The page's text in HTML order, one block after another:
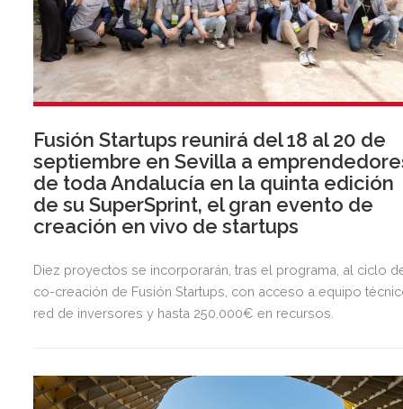
Fusión Startups reunirá del 18 al 20 de
septiembre en Sevilla a
de toda Andalucía en la quinta edición
de su SuperSprint, el gran evento de
creación en vivo de startups
Diez proyectos se incorporarán, tras el programa, al ciclo
co-creación de Fusión Startups, con acceso a equipo
red de inversores y hasta 250.000€ en recursos.